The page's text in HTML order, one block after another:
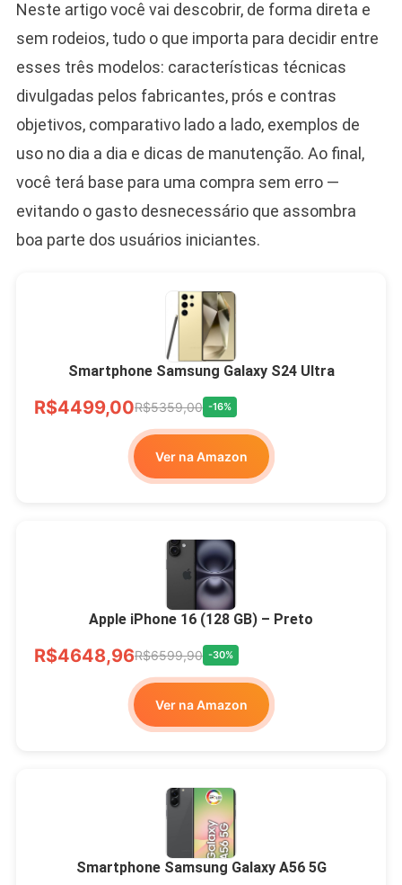
Neste artigo você vai descobrir, de forma direta e
sem rodeios, tudo o que importa para decidir entre
esses três modelos: características técnicas
divulgadas pelos fabricantes, prós e contras
objetivos, comparativo lado a lado, exemplos de
uso no dia a dia e dicas de manutenção. Ao final,
você terá base para uma compra sem erro —
evitando o gasto desnecessário que assombra
boa parte dos usuários iniciantes.
Smartphone Samsung Galaxy S24 Ultra
R$4499,00R$5359,00 -16%
Ver na Amazon
Apple iPhone 16 (128 GB) – Preto
R$4648,96R$6599,90 -30%
Ver na Amazon
Smartphone Samsung Galaxy A56 5G